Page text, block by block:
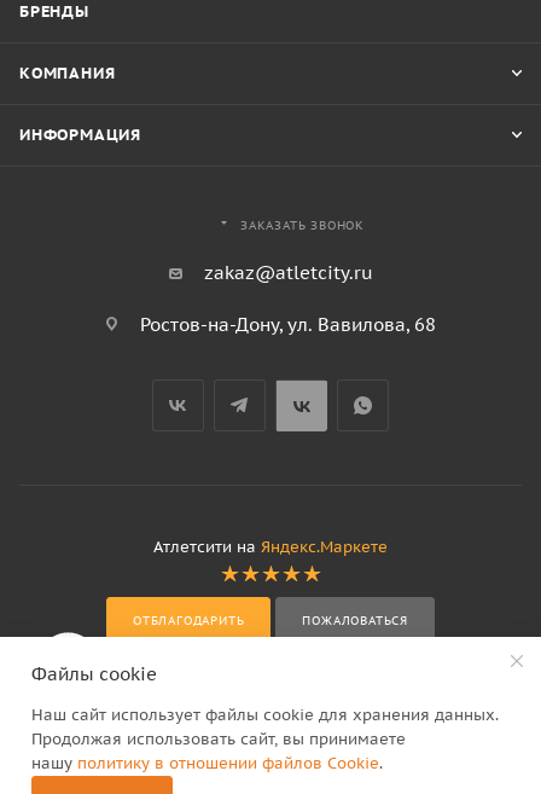
БРЕНДЫ
КОМПАНИЯ
ИНФОРМАЦИЯ
ЗАКАЗАТЬ ЗВОНОК
zakaz@atletcity.ru
Ростов-на-Дону, ул. Вавилова, 68
Атлетсити на Яндекс.Маркете
ОТБЛАГОДАРИТЬ ПОЖАЛОВАТЬСЯ
Файлы cookie
Наш сайт использует файлы cookie для хранения данных.
Продолжая использовать сайт, вы принимаете
нашу политику в отношении файлов Cookie.